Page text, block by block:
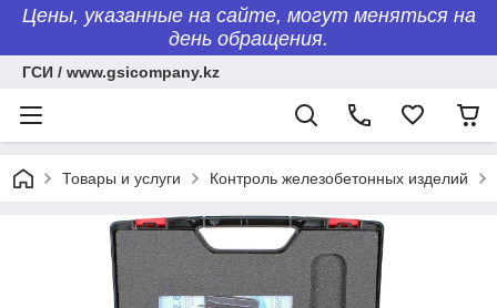
Цены, указанные на сайте, могут меняться на
день обращения.
ГСИ / www.gsicompany.kz
Товары и услуги Контроль железобетонных изделий